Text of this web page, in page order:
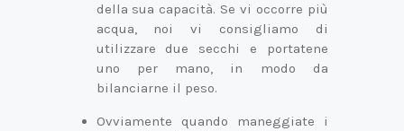
della sua capacità. Se vi occorre più
acqua, noi vi consigliamo di
utilizzare due secchi e portatene
uno per mano, in modo da
bilanciarne il peso.
Ovviamente quando maneggiate i